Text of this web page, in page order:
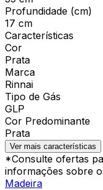
Profundidade (cm)
17 cm
Características
Cor
Prata
Marca
Rinnai
Tipo de Gás
GLP
Cor Predominante
Prata
Ver mais características
*Consulte ofertas
informações sobre
Madeira